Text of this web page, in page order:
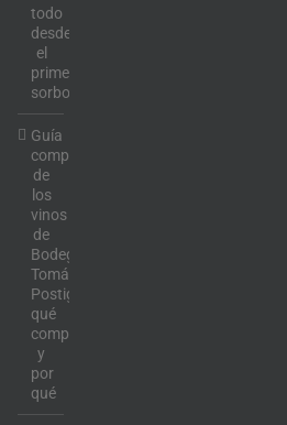
todo
desde
el
primer
sorbo
Guía
completa
de
los
vinos
de
Bodega
Tomás
Postigo:
qué
comprar
y
por
qué